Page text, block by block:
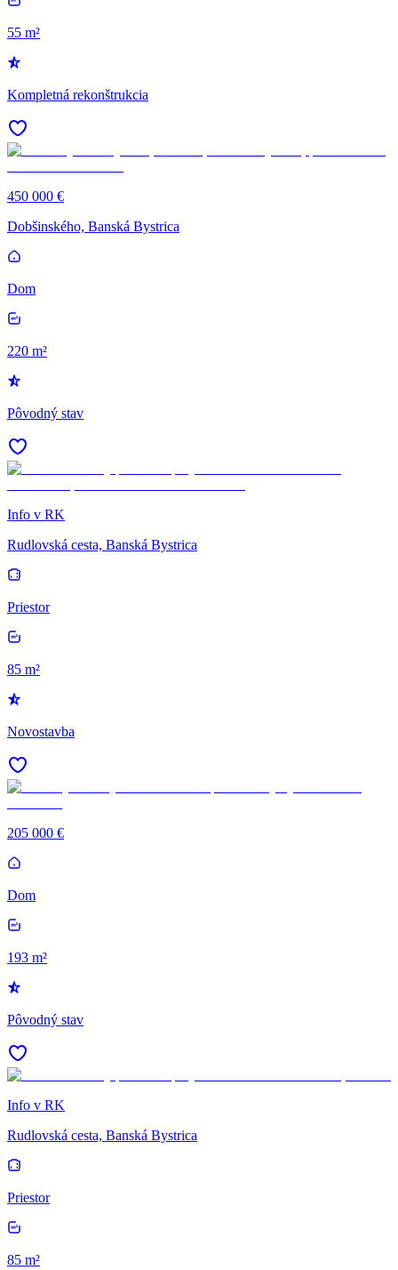
55 m²
Kompletná rekonštrukcia
450 000 €
Dobšinského, Banská Bystrica
Dom
220 m²
Pôvodný stav
Info v RK
Rudlovská cesta, Banská Bystrica
Priestor
85 m²
Novostavba
205 000 €
Dom
193 m²
Pôvodný stav
Info v RK
Rudlovská cesta, Banská Bystrica
Priestor
85 m²